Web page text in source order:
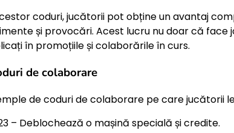
coduri, jucătorii pot obține un avantaj
și provocări. Acest lucru nu doar că face
în promoțiile și colaborările în curs.
de colaborare
de coduri de colaborare pe care jucătorii
– Deblochează o mașină specială și credite.